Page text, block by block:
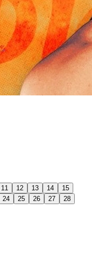
11 12 13 14
15
24 25 26 27
28